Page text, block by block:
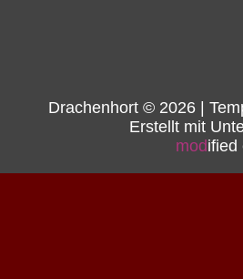
Drachenhort © 2026 |
Erstellt mit
modified